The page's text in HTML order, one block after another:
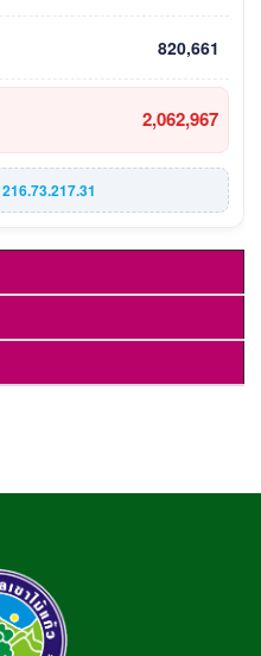
820,661
2,062,967
216.73.217.31